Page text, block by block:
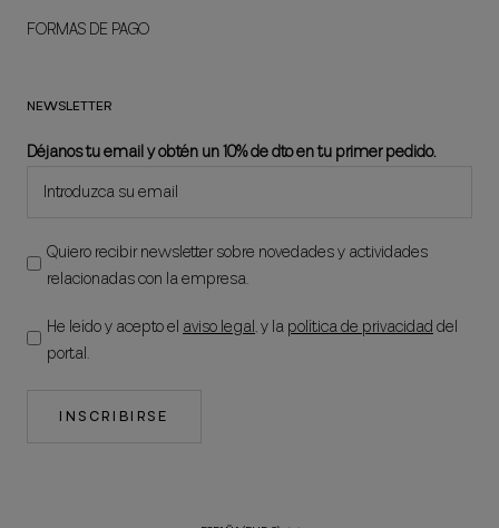
FORMAS DE PAGO
NEWSLETTER
Déjanos tu email y obtén un 10% de dto en tu primer pedido.
Quiero recibir newsletter sobre novedades y actividades
relacionadas con la empresa.
He leído y acepto el aviso legal, y lapolítica de privacidaddel
portal.
INSCRIBIRSE